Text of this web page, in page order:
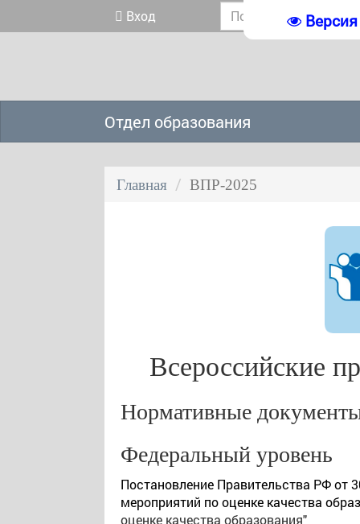
Вход
Отдел образования
Главная ВПР-2025
Всероссийские
Нормативные
Федеральный уровень
Постановление Правительства РФ от
мероприятий по оценке качества
оценке качества образования"